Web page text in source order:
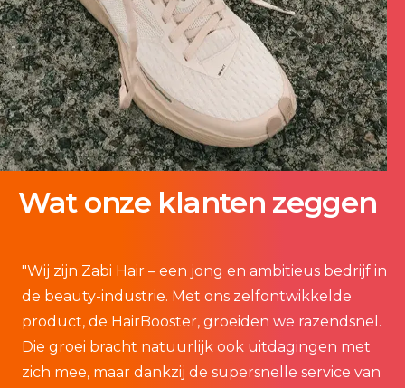
Wat onze klanten zeggen
"Wij zijn Zabi Hair – een jong en ambitieus bedrijf in
de beauty-industrie. Met ons zelfontwikkelde
product, de HairBooster, groeiden we razendsnel.
Die groei bracht natuurlijk ook uitdagingen met
zich mee, maar dankzij de supersnelle service van